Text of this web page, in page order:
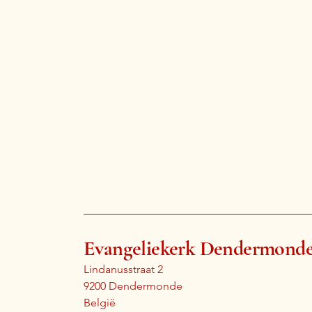
Maandagenda | augustus
Evangeliekerk
Lindanusstraat 2
9200 Dendermonde
België